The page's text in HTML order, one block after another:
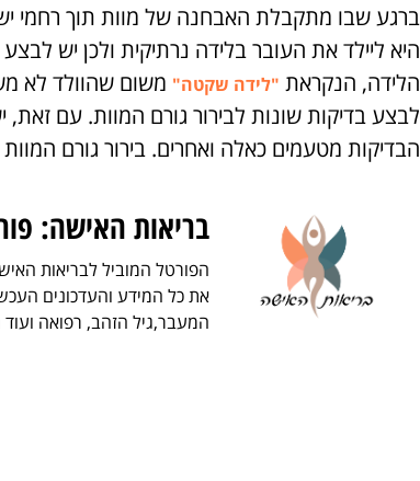
ברגע שבו מתקבלת האבחנה של מוות תוך רחמי
היא ליילד את העובר בלידה נרתיקית ולכן יש
הלידה, הנקראת "לידה שקטה" משום שהוולד לא
לבצע בדיקות שונות לבירור גורם המוות. עם
הבדיקות מטעמים כאלה ואחרים. בירור גורם
בריאות האישה:
הפורטל המוביל לבריאות
את כל המידע והעדכונים
המעבר,גיל הזהב, רפואה ועוד